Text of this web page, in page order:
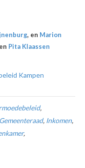
, en Marion
en Pita Klaassen
Kampen
,
Gemeenteraad, Inkomen,
,